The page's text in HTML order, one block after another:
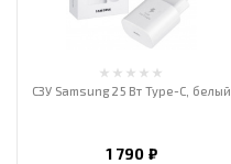
СЗУ Samsung 25 Вт Type-C, белый
1 790 ₽